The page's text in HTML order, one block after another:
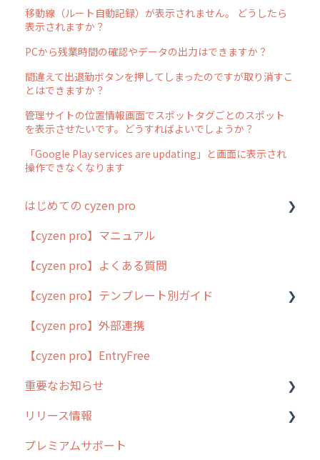
移動線（ルート自動記録）が表示されません。 どうしたら
表示されますか？
PCから残業時間の確認やデータの出力はできますか？
間違えて出退勤ボタンを押してしまったのですが取り消すこ
とはできますか？
管理サイトの位置情報画面でスポットタグごとのスポット
を表示させたいです。どうすればよいでしょうか？
「Google Play services are updating」と画面に表示され
操作できなくなります
はじめての cyzen pro
cyzen pro とは？
簡易マニュアル
cyzen proの位置情報取得について
用語集
よくある質問
【cyzen pro】マニュアル
【cyzen pro】よくある質問
【cyzen pro】テンプレート別ガイド
ポスティング
ラウンダー
メンテナンス
外廻り営業
清掃
【cyzen pro】外部連携
【cyzen pro】EntryFree
重要なお知らせ
過去の重要なお知らせ
障害情報
リリース情報
リリース
プレミアムサポート